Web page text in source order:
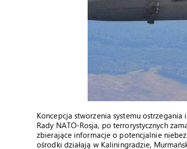
Koncepcja stworzenia systemu
Rady NATO-Rosja, po terrorystycznych
zbierające informacje o potencjalnie
ośrodki działają w Kaliningradzie,